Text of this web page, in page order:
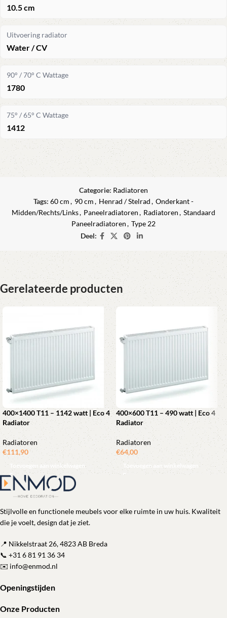
10.5 cm
Uitvoering radiator
Water / CV
90° / 70° C Wattage
1780
75° / 65° C Wattage
1412
Categorie: Radiatoren
Tags: 60 cm, 90 cm, Henrad / Stelrad, Onderkant -
Midden/Rechts/Links, Paneelradiatoren, Radiatoren, Standaard
Paneelradiatoren, Type 22
Deel:
Gerelateerde producten
400×1400 T11 – 1142 watt | Eco 4
Radiator
Radiatoren
€111,90
Toevoegen aan winkelwagen
400×600 T11 – 490 watt | Eco 4
Radiator
Radiatoren
€64,00
Toevoegen aan winkelwagen
Stijlvolle en functionele meubels voor elke ruimte in uw huis. Kwaliteit
die je voelt, design dat je ziet.
📍 Nikkelstraat 26, 4823 AB Breda
📞 +31 6 81 91 36 34
✉️ info@enmod.nl
Openingstijden
Onze Producten